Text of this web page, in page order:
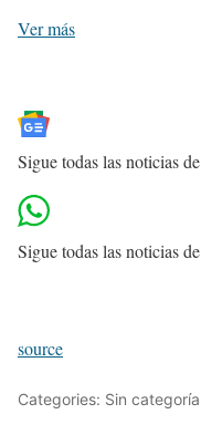
Ver más
Sigue todas las noticias
Sigue todas las noticias
source
Categories: Sin categoría